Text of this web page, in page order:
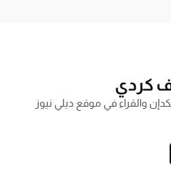
كردي
والقراء في موقع ديلي نيوز